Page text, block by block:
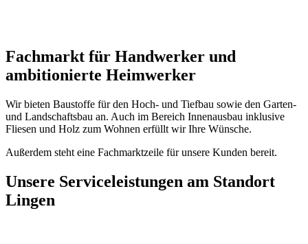
Fachmarkt für Handwerker und
ambitionierte Heimwerker
Wir bieten Baustoffe für den Hoch- und Tiefbau sowie den Garten-
und Landschaftsbau an. Auch im Bereich Innenausbau inklusive
Fliesen und Holz zum Wohnen erfüllt wir Ihre Wünsche.
Außerdem steht eine Fachmarktzeile für unsere Kunden bereit.
Unsere Serviceleistungen am Standort
Lingen